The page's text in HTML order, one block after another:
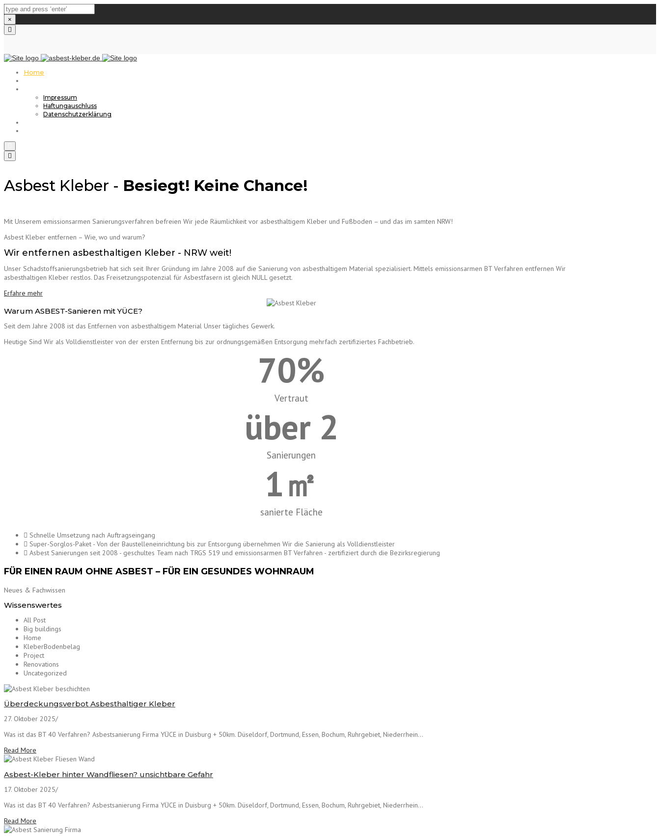
×
Close
Home
Impressum
Haftungauschluss
Datenschutzerklärung
Toggle
navigation
Asbest Kleber - Besiegt! Keine Chance!
Mit Unserem emissionsarmen Sanierungsverfahren befreien Wir jede Räumlichkeit vor asbesthaltigem Kleber und Fußboden – und das im samten NRW!
Asbest Kleber entfernen – Wie, wo und warum?
Wir entfernen asbesthaltigen Kleber - NRW weit!
Unser Schadstoffsanierungsbetrieb hat sich seit Ihrer Gründung im Jahre 2008 auf die Sanierung von asbesthaltigem Material spezialisiert. Mittels emissionsarmen BT Verfahren entfernen Wir
asbesthaltigen Kleber restlos. Das Freisetzungspotenzial für Asbestfasern ist gleich NULL gesetzt.
Erfahre mehr
Warum ASBEST-Sanieren mit YÜCE?
Seit dem Jahre 2008 ist das Entfernen von asbesthaltigem Material Unser tägliches Gewerk.
Heutige Sind Wir als Volldienstleister von der ersten Entfernung bis zur ordnungsgemäßen Entsorgung mehrfach zertifiziertes Fachbetrieb.
70%
Vertraut
über 2
Sanierungen
1㎡
sanierte Fläche
Schnelle Umsetzung nach Auftragseingang
Super-Sorglos-Paket - Von der Baustelleneinrichtung bis zur Entsorgung übernehmen Wir die Sanierung als Volldienstleister
Asbest Sanierungen seit 2008 - geschultes Team nach TRGS 519 und emissionsarmen BT Verfahren - zertifiziert durch die Bezirksregierung
FÜR EINEN RAUM OHNE ASBEST – FÜR EIN GESUNDES WOHNRAUM
Neues & Fachwissen
Wissenswertes
All Post
Big buildings
Home
KleberBodenbelag
Project
Renovations
Uncategorized
Überdeckungsverbot Asbesthaltiger Kleber
27. Oktober 2025/
Was ist das BT 40 Verfahren? Asbestsanierung Firma YÜCE in Duisburg + 50km. Düseldorf, Dortmund, Essen, Bochum, Ruhrgebiet, Niederrhein...
Read More
Asbest-Kleber hinter Wandfliesen? unsichtbare Gefahr
17. Oktober 2025/
Was ist das BT 40 Verfahren? Asbestsanierung Firma YÜCE in Duisburg + 50km. Düseldorf, Dortmund, Essen, Bochum, Ruhrgebiet, Niederrhein...
Read More